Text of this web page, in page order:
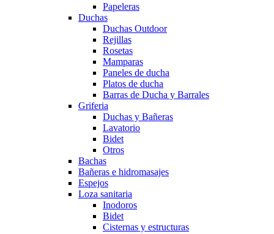
Papeleras
Duchas
Duchas Outdoor
Rejillas
Rosetas
Mamparas
Paneles de ducha
Platos de ducha
Barras de Ducha y Barrales
Griferia
Duchas y Bañeras
Lavatorio
Bidet
Otros
Bachas
Bañeras e hidromasajes
Espejos
Loza sanitaria
Inodoros
Bidet
Cisternas y estructuras